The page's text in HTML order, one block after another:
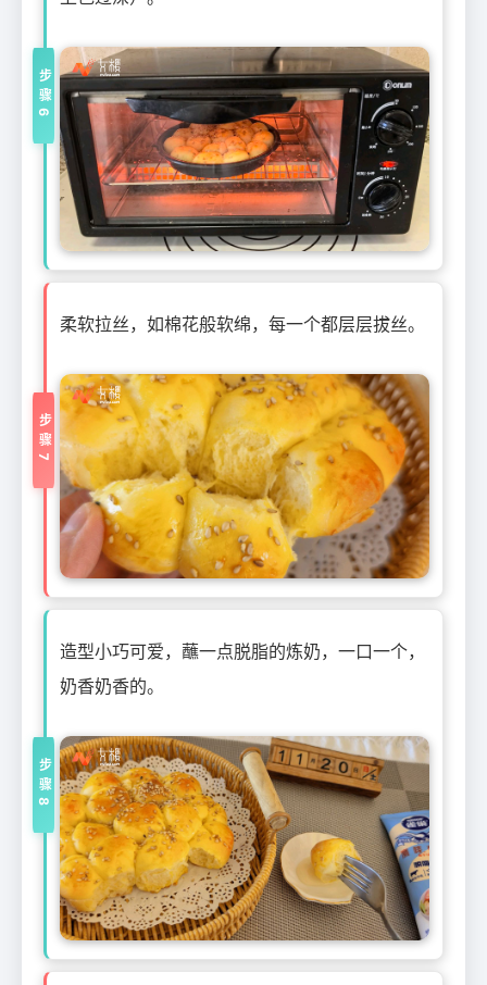
步骤6
柔软拉丝，如棉花般软绵，每一个都层层拔丝。
步骤7
造型小巧可爱，蘸一点脱脂的炼奶，一口一个，
奶香奶香的。
步骤8